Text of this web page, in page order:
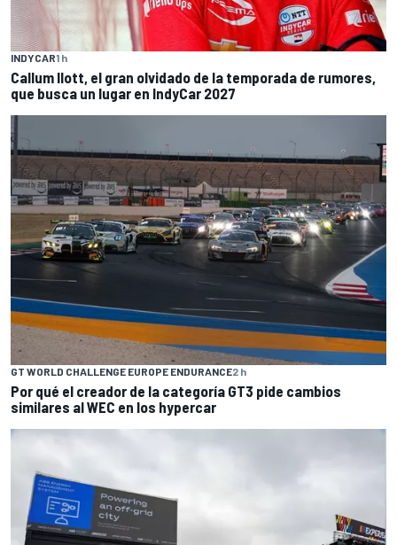
INDYCAR1 h
Callum Ilott, el gran olvidado de la temporada de rumores,
que busca un lugar en IndyCar 2027
GT WORLD CHALLENGE EUROPE ENDURANCE2 h
Por qué el creador de la categoría GT3 pide cambios
similares al WEC en los hypercar